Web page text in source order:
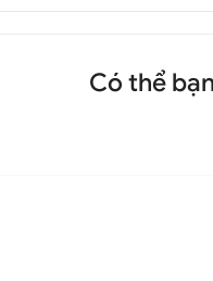
Có thể